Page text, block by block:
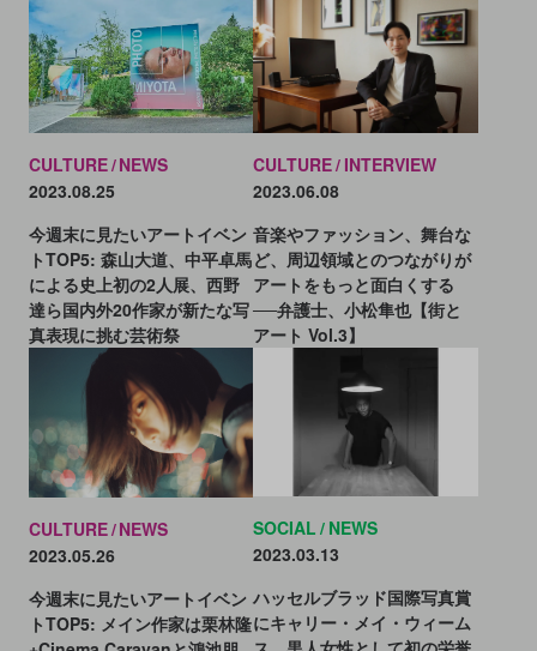
CULTURE NEWS
2023.08.25
今週末に見たいアートイベン
トTOP5: 森山大道、中平卓馬
による史上初の2人展、西野
達ら国内外20作家が新たな写
真表現に挑む芸術祭
CULTURE INTERVIEW
2023.06.08
音楽やファッション、舞台な
ど、周辺領域とのつながりが
アートをもっと面白くする
──弁護士、小松隼也【街と
アート Vol.3】
CULTURE NEWS
2023.05.26
今週末に見たいアートイベン
トTOP5: メイン作家は栗林隆
SOCIAL NEWS
2023.03.13
ハッセルブラッド国際写真賞
にキャリー・メイ・ウィーム